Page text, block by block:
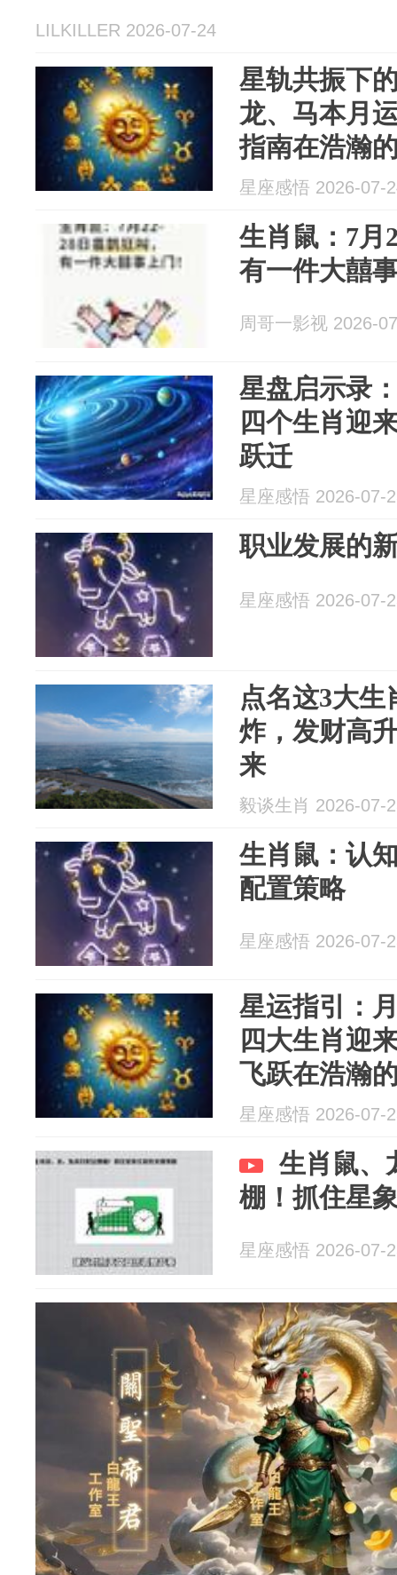
LILKILLER 2026-07-24
星轨共振下
龙、马本月
指南在浩瀚
的运行轨迹
星座感悟 2026-07-
生肖鼠：7月
有一件大囍
周哥一影视 2026-
星盘启示录
四个生肖迎
跃迁
星座感悟 2026-07-
职业发展的
星座感悟 2026-07-
点名这3大生
炸，发财高
来
毅谈生肖 2026-07-
生肖鼠：认
配置策略
星座感悟 2026-07-
星运指引：
四大生肖迎
飞跃在浩瀚
次行星的重
星座感悟 2026-07-
生肖鼠、
棚！抓住星
星座感悟 2026-07-